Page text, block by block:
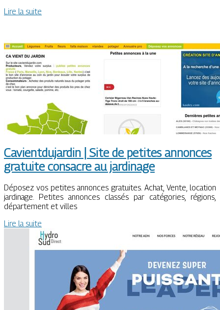
Lire la suite
Cavientdu­jar­din | Site de petites annonces
gratuite consacre au jardinage
Déposez vos petites annonces gratuites. Achat, Vente, location
jardinage. Petites annonces classés par catégories, régions,
département et villes
Lire la suite